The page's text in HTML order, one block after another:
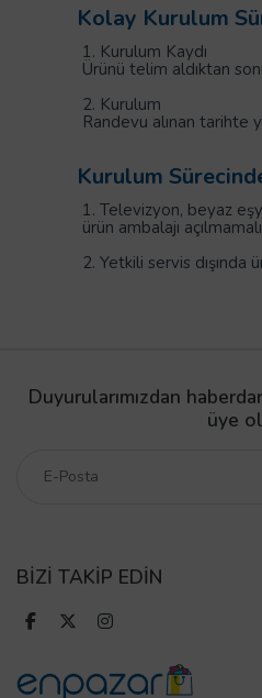
Kolay Kurulum
1. Kurulum Kaydı
Ürünü telim aldıktan
2. Kurulum
Randevu alınan tarihte
Kurulum
1. Televizyon, beyaz
ürün ambalajı
2. Yetkili servis dışında
Duyurularımızdan
üye
BİZİ TAKİP EDİN